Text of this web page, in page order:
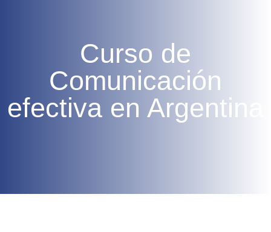
Curso de
Comunicación
efectiva en Argentina